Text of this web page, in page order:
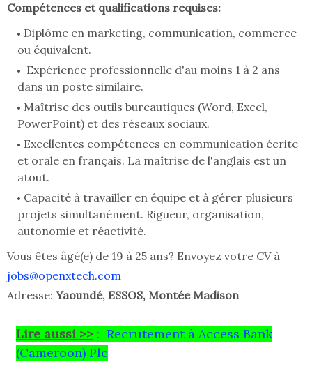
Compétences et qualifications requises:
Diplôme en marketing, communication, commerce
ou équivalent.
Expérience professionnelle d'au moins 1 à 2 ans
dans un poste similaire.
Maîtrise des outils bureautiques (Word, Excel,
PowerPoint) et des réseaux sociaux.
Excellentes compétences en communication écrite
et orale en français. La maîtrise de l'anglais est un
atout.
Capacité à travailler en équipe et à gérer plusieurs
projets simultanément. Rigueur, organisation,
autonomie et réactivité.
Vous êtes âgé(e) de 19 à 25 ans? Envoyez votre CV à
jobs@openxtech.com
Adresse: Yaoundé, ESSOS, Montée Madison
Lire aussi >>: Recrutement à Access Bank
(Cameroon) Plc